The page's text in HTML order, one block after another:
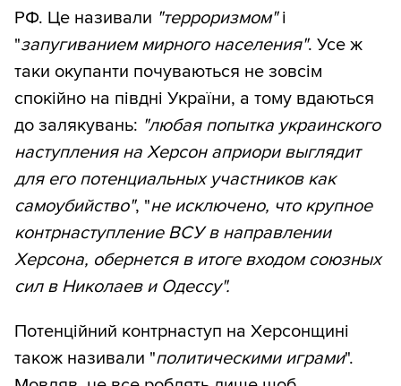
РФ. Це називали "терроризмом"і
"запугиванием мирного населения". Усе ж
таки окупанти почуваються не зовсім
спокійно на півдні України, а тому вдаються
до залякувань: "любая попытка украинского
наступления на Херсон априори выглядит
для его потенциальных участников как
самоубийство", "не исключено, что крупное
контрнаступление ВСУ в направлении
Херсона, обернется в итоге входом союзных
сил в Николаев и Одессу".
Потенційний контрнаступ на Херсонщині
також називали "политическими играми".